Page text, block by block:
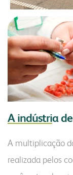
A indústria
A multiplicação
realizada pelos